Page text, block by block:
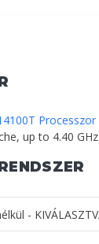
Processzor
up to 4.40 GHz